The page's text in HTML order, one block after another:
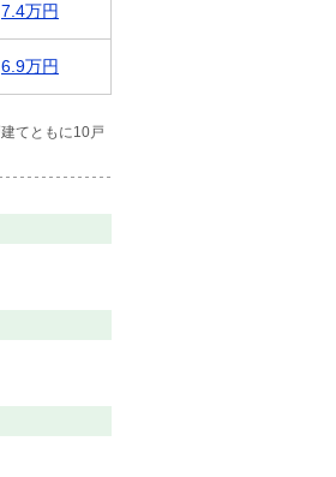
7.4万円
6.9万円
てともに10戸